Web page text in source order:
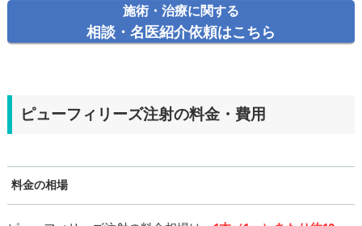
施術・治療に関する
相談・名医紹介依頼はこちら
ピューフィリーズ注射の料金・費用
料金の相場